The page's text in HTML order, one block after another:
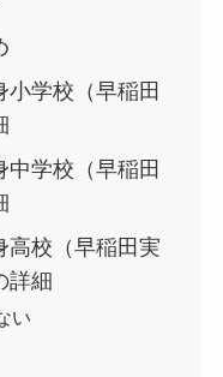
学校（早稲田
学校（早稲田
高校（早稲田実
詳細
い